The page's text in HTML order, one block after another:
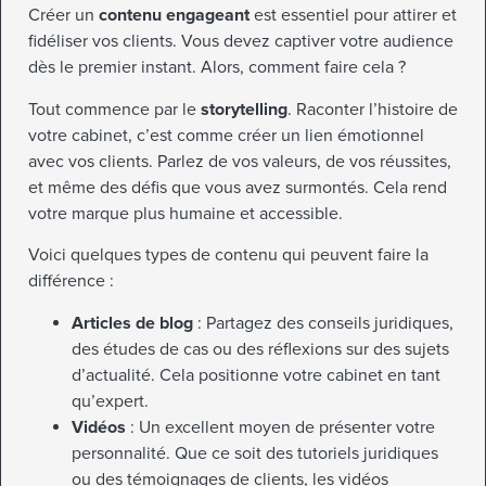
Créer un contenu engageantest essentiel pour attirer et
fidéliser vos clients. Vous devez captiver votre audience
dès le premier instant. Alors, comment faire cela ?
Tout commence par le storytelling. Raconter l’histoire de
votre cabinet, c’est comme créer un lien émotionnel
avec vos clients. Parlez de vos valeurs, de vos réussites,
et même des défis que vous avez surmontés. Cela rend
votre marque plus humaine et accessible.
Voici quelques types de contenu qui peuvent faire la
différence :
Articles de blog : Partagez des conseils juridiques,
des études de cas ou des réflexions sur des sujets
d’actualité. Cela positionne votre cabinet en tant
qu’expert.
Vidéos : Un excellent moyen de présenter votre
personnalité. Que ce soit des tutoriels juridiques
ou des témoignages de clients, les vidéos